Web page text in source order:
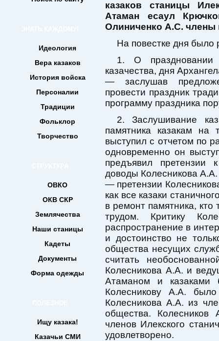
Идеология
Вера казаков
История войска
Персоналии
Традиции
Фольклор
Творчество
ОВКО
ОКВ СКР
Землячества
Наши станицы
Кадеты
Документы
Форма одежды
Ищу казака!
Казачьи СМИ
казаков станицы
Атаман есаул
Олиниченко А.С. члены
На повестке дня было
1. О праздновании
казачества, дня
— заслушав
провести праздник
программу праздника
2. Заслушивание
памятника казакам на
выступил с отчетом по
одновременно он
предъявил претензии
доводы Колесникова А.А.
— претензии
как все казаки
в ремонт памятника,
трудом. Критику
распространение в
и достоинство не
общества несущих
считать
Колесникова А.А. и
Атаманом и казаками
Колесникову А.А.
Колесникова А.А. из
общества.
членов Илекского
удовлетворено.